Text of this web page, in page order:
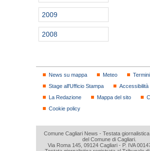
2009
2008
News su mappa Meteo
Stage all'Ufficio Stampa
Accessibilità
La Redazione
Mappa del sito
Cookie policy
Comune Cagliari News - Testata
del Comune di Cagliari.
Via Roma 145, 09124 Cagliari - P. IVA